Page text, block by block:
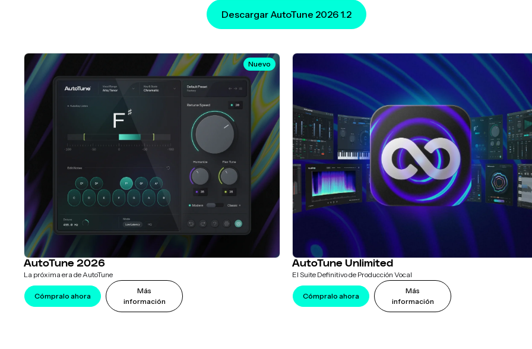
Descargar AutoTune 2026 1.2
Nuevo
AutoTune 2026
La próxima era de AutoTune
Cómpralo ahora
Más
información
AutoTune Unlimited
El Suite Definitivo de Producción Vocal
Cómpralo ahora
Más
información